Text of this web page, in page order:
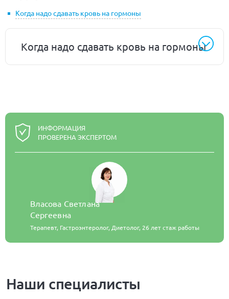
Когда надо сдавать кровь на гормоны
Когда надо сдавать кровь на гормоны
ИНФОРМАЦИЯ
ПРОВЕРЕНА ЭКСПЕРТОМ
Власова Светлана
Сергеевна
Терапевт, Гастроэнтеролог, Диетолог, 26 лет стаж работы
Наши специалисты